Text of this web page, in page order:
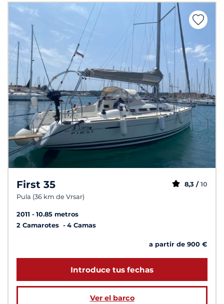
First 35
Pula (36 km de Vrsar)
8,3 / 10
2011
10.85 metros
2 Camarotes
4 Camas
a partir de 900 €
Introduce tus fechas
Ver el barco